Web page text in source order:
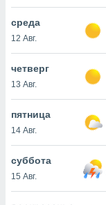
нашей
cookie
в
нашего
ВЫ
среда
12 Авг.
четверг
13 Авг.
пятница
14 Авг.
суббота
15 Авг.